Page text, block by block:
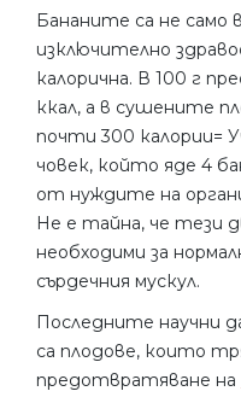
Бананите са не само
изключително
калорична. В 100 г
ккал, а в сушените
почти 300 калории=
човек, който яде 4
от нуждите на
Не е тайна, че тези
необходими за
сърдечния мускул.
Последните научни
са плодове, които
предотвратяване на